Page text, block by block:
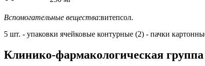
Вспомогательные вещества:витепсол.
5 шт. - упаковки ячейковые контурные (2) - пачки
Клинико-фармакологическая группа